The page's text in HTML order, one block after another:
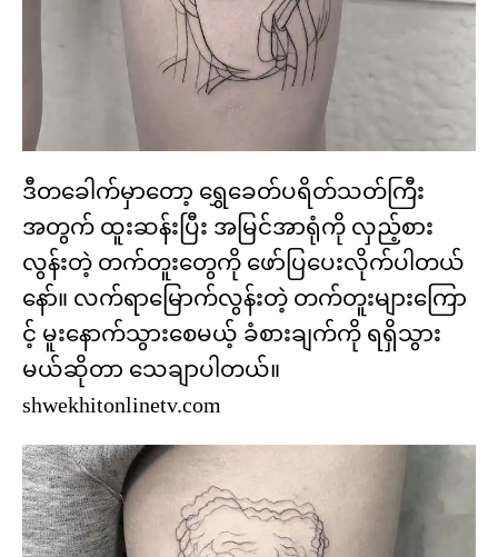
ဒီတခေါက်မှာတော့ ရွှေခေတ်ပရိတ်သတ်ကြီး
အတွက် ထူးဆန်းပြီး အမြင်အာရုံကို လှည့်စား
လွန်းတဲ့ တက်တူးတွေကို ဖော်ပြပေးလိုက်ပါတယ်
နော်။ လက်ရာမြောက်လွန်းတဲ့ တက်တူးများကြော
င့် မူးနောက်သွားစေမယ့် ခံစားချက်ကို ရရှိသွား
မယ်ဆိုတာ သေချာပါတယ်။
shwekhitonlinetv.com